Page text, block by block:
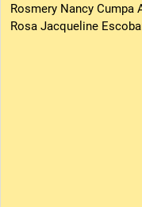
Rosmery Nancy Cumpa
Rosa Jacqueline